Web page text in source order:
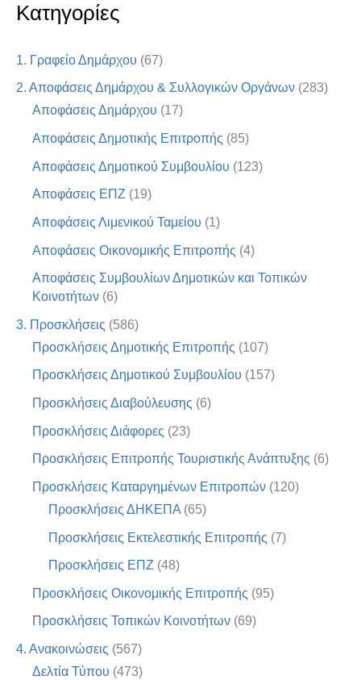
Κατηγορίες
1. Γραφείο Δημάρχου (67)
2. Αποφάσεις Δημάρχου & Συλλογικών Οργάνων (283)
Αποφάσεις Δημάρχου (17)
Αποφάσεις Δημοτικής Επιτροπής (85)
Αποφάσεις Δημοτικού Συμβουλίου (123)
Αποφάσεις ΕΠΖ (19)
Αποφάσεις Λιμενικού Ταμείου (1)
Αποφάσεις Οικονομικής Επιτροπής (4)
Αποφάσεις Συμβουλίων Δημοτικών και Τοπικών
Κοινοτήτων (6)
3. Προσκλήσεις (586)
Προσκλήσεις Δημοτικής Επιτροπής (107)
Προσκλήσεις Δημοτικού Συμβουλίου (157)
Προσκλήσεις Διαβούλευσης (6)
Προσκλήσεις Διάφορες (23)
Προσκλήσεις Επιτροπής Τουριστικής Ανάπτυξης (6)
Προσκλήσεις Καταργημένων Επιτροπών (120)
Προσκλήσεις ΔΗΚΕΠΑ (65)
Προσκλήσεις Εκτελεστικής Επιτροπής (7)
Προσκλήσεις ΕΠΖ (48)
Προσκλήσεις Οικονομικής Επιτροπής (95)
Προσκλήσεις Τοπικών Κοινοτήτων (69)
4. Ανακοινώσεις (567)
Δελτία Τύπου (473)